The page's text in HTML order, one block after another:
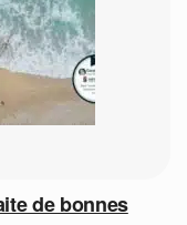
de bonnes